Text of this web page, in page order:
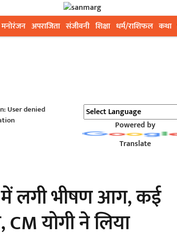
मनोरंजन अपराजिता संजीवनी शिक्षा धर्म/राशिफल कथा
User denied
Powered by
Translate
लगी भीषण आग, कई
योगी ने ल‍िया